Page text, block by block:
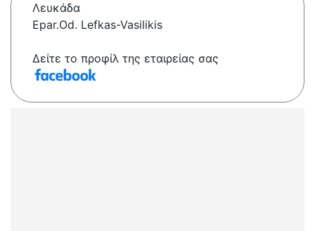
Λευκάδα
Epar.Od. Lefkas-Vasilikis
Δείτε το προφίλ της εταιρείας σας